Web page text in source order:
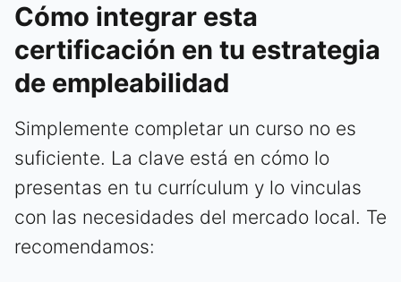
Cómo integrar esta
certificación en tu estrategia
de empleabilidad
Simplemente completar un curso no es
suficiente. La clave está en cómo lo
presentas en tu currículum y lo vinculas
con las necesidades del mercado local. Te
recomendamos: